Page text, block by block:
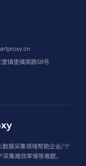
堡镇堡镇南路58号
数据采集领域帮助企业/个
集难效率慢等难题。